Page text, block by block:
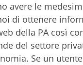
avere le
di ottenere
della PA così
del settore
Se un